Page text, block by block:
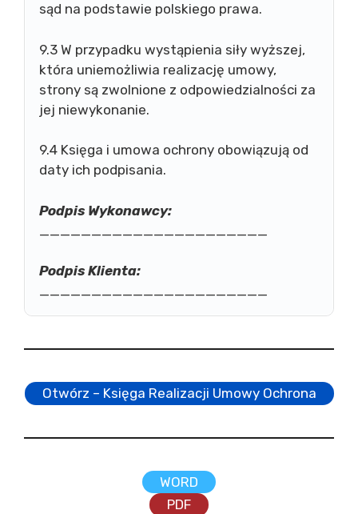
sąd na podstawie polskiego prawa.
9.3 W przypadku wystąpienia siły wyższej,
która uniemożliwia realizację umowy,
strony są zwolnione z odpowiedzialności za
jej niewykonanie.
9.4 Księga i umowa ochrony obowiązują od
daty ich podpisania.
Podpis Wykonawcy:
Podpis Klienta:
______________________
Otwórz – Księga Realizacji Umowy Ochrona
WORD
PDF